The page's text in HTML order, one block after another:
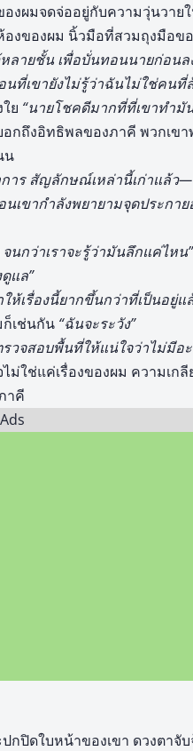
งผมจดจ่ออยู่กับความวุ่นวาย
ของผม นิ้วมือที่สวมถุงมือขอ
ลายชั้น เพื่อบั่นทอนนายก่อนล
นที่เขายังไม่รู้ว่าฉันไม่ใช่คนที่
ย “นายโชคดีมากที่ที่เขาทำมัน
กถึงอิทธิพลของภาคี พวกเ
น
าร สัญลักษณ์เหล่านี้เก่าแล้ว—
ขากำลังพยายามจุดประกาย
นกว่าเราจะรู้ว่ามันลึกแค่ไหน”
แล”
ให้เรื่องนี้ยากขึ้นกว่าที่เป็นอยู่แ
ก็เช่นกัน “ฉันจะระวัง”
รวจสอบพื้นที่ให้แน่ใจว่าไม่มีอ
ใช่แค่เรื่องของผม ความเก
าคี
ปิดใบหน้าของเขา ดวงตาจั